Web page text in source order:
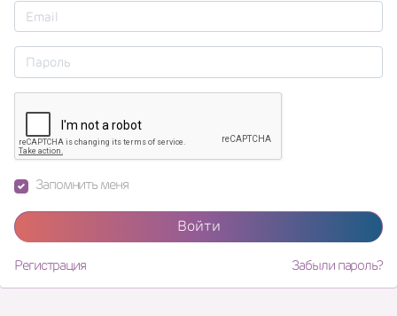
Запомнить меня
Войти
Регистрация Забыли пароль?